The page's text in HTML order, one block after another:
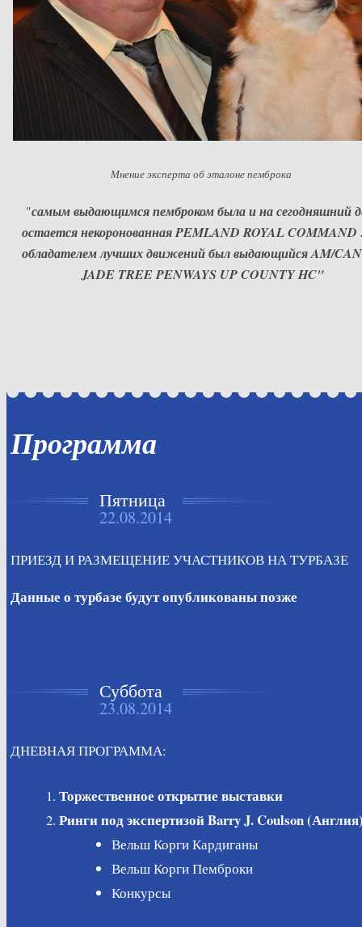
Мнение эксперта об эталоне пемброка
"самым выдающимся пемброком была и на сегодняшний
остается некоронованная PEMLAND ROYAL
обладателем лучших движений был выдающийся AM/
JADE TREE PENWAYS UP COUNTY HC"
Программа
Пятница
22.08.2014
ПРИЕЗД И РАЗМЕЩЕНИЕ УЧАСТНИКОВ НА ТУРБАЗЕ
Данные о турбазе будут опубликованы позже
Суббота
23.08.2014
ДНЕВНАЯ ПРОГРАММА:
Торжественное открытие выставки
Ринги под экспертизой Barry J. Coulson
Вельш Корги Кардиганы
Вельш Корги Пемброки
Конкурсы